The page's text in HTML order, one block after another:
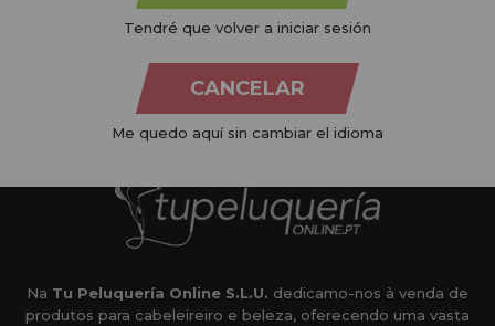
Na Tu Peluquería Online S.L.U. dedicamo-nos à venda de
produtos para cabeleireiro e beleza, oferecendo uma vasta
Tendré que volver a iniciar sesión
CANCELAR
Me quedo aquí sin cambiar el idioma